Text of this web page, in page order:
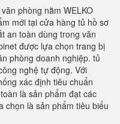
phòng nằm WELKO
mới tại cửa hàng tủ hồ sơ
an toàn dùng trong văn
được lựa chọn trang bị
phòng doanh nghiệp. tủ
nghệ tự động. Với
xác định tiêu chuẩn
là sản phẩm đạt các
chọn là sản phẩm tiêu biểu